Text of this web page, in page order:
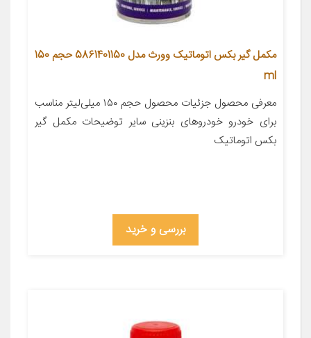
مکمل گیر بکس اتوماتیک وورث مدل 5861401150 حجم 150
ml
معرفی محصول جزئیات محصول حجم ۱۵۰ میلی‌لیتر مناسب
برای خودرو خودروهای بنزینی سایر توضیحات مکمل گیر
بکس اتوماتیک
بررسی و خرید